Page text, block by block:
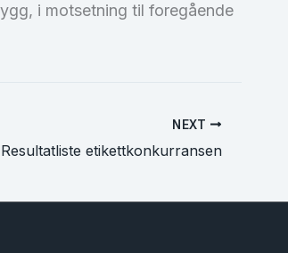
i motsetning til foregående
NEXT
Resultatliste etikettkonkurransen